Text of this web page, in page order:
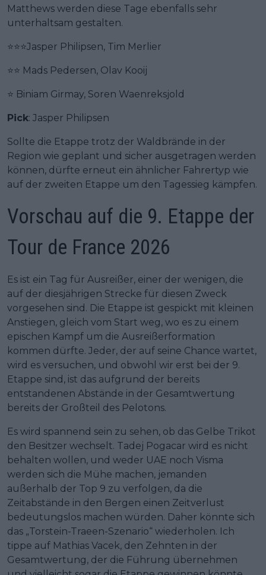
Matthews werden diese Tage ebenfalls sehr
unterhaltsam gestalten.
⭐⭐⭐Jasper Philipsen, Tim Merlier
⭐⭐ Mads Pedersen, Olav Kooij
⭐ Biniam Girmay, Soren Waenreksjold
Pick: Jasper Philipsen
Sollte die Etappe trotz der Waldbrände in der
Region wie geplant und sicher ausgetragen werden
können, dürfte erneut ein ähnlicher Fahrertyp wie
auf der zweiten Etappe um den Tagessieg kämpfen.
Vorschau auf die 9. Etappe der
Tour de France 2026
Es ist ein Tag für Ausreißer, einer der wenigen, die
auf der diesjährigen Strecke für diesen Zweck
vorgesehen sind. Die Etappe ist gespickt mit kleinen
Anstiegen, gleich vom Start weg, wo es zu einem
epischen Kampf um die Ausreißerformation
kommen dürfte. Jeder, der auf seine Chance wartet,
wird es versuchen, und obwohl wir erst bei der 9.
Etappe sind, ist das aufgrund der bereits
entstandenen Abstände in der Gesamtwertung
bereits der Großteil des Pelotons.
Es wird spannend sein zu sehen, ob das Gelbe Trikot
den Besitzer wechselt. Tadej Pogacar wird es nicht
behalten wollen, und weder UAE noch Visma
werden sich die Mühe machen, jemanden
außerhalb der Top 9 zu verfolgen, da die
Zeitabstände in den Bergen einen Zeitverlust
bedeutungslos machen würden. Daher könnte sich
das „Torstein-Traeen-Szenario“ wiederholen. Ich
tippe auf Mathias Vacek, den Zehnten in der
Gesamtwertung, der die Führung übernehmen